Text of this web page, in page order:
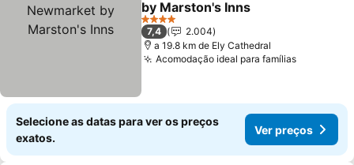
by Marston's Inns
Ver preços
4 Estrelas
7,4
2.004
a 19.8 km de Ely Cathedral
Acomodação ideal para famíliasVer
Selecione as datas para ver os preços
exatos.
Ver preços